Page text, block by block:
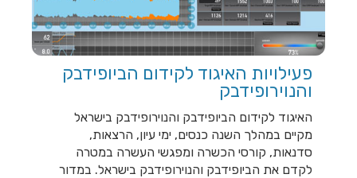
פעילויות האיגוד לקידום הביופידבק
והנוירופידבק
האיגוד לקידום הביופידבק והנוירופידבק בישראל
מקיים במהלך השנה כנסים, ימי עיון, הרצאות,
סדנאות, קורסי הכשרה ומפגשי העשרה במטרה
לקדם את הביופידבק והנוירופידבק בישראל. במדור